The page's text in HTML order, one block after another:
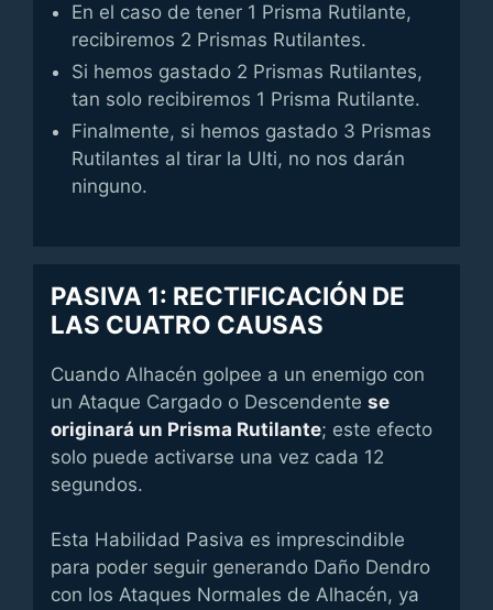
En el caso de tener 1 Prisma Rutilante,
recibiremos 2 Prismas Rutilantes.
Si hemos gastado 2 Prismas Rutilantes,
tan solo recibiremos 1 Prisma Rutilante.
Finalmente, si hemos gastado 3 Prismas
Rutilantes al tirar la Ulti, no nos darán
ninguno.
PASIVA 1: RECTIFICACIÓN DE
LAS CUATRO CAUSAS
Cuando Alhacén golpee a un enemigo con
un Ataque Cargado o Descendente se
originará un Prisma Rutilante; este efecto
solo puede activarse una vez cada 12
segundos.
Esta Habilidad Pasiva es imprescindible
para poder seguir generando Daño Dendro
con los Ataques Normales de Alhacén, ya